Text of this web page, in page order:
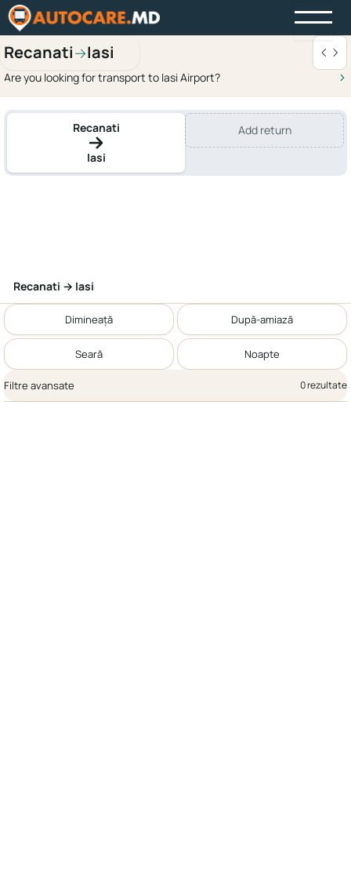
Recanati→Iasi
Are you looking for transport to Iasi Airport?
Recanati
Iasi
Add return
Recanati → Iasi
Dimineață După-amiază
Seară Noapte
Filtre avansate 0 rezultate